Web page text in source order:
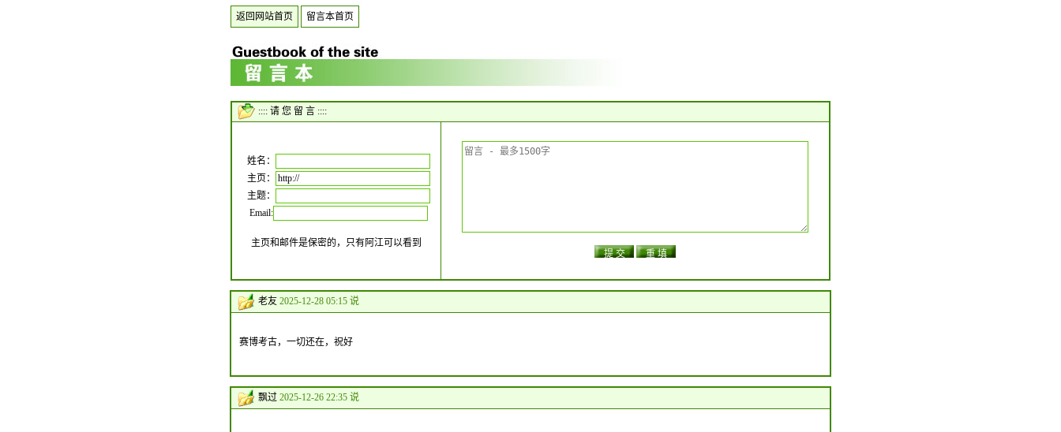
返回网站首页 留言本首页
:::: 请 您 留 言 ::::
姓名：
主页：
主题：
Email:
主页和邮件是保密的，只有阿江可以看到
老友 2025-12-28 05:15 说
赛博考古，一切还在，祝好
飘过 2025-12-26 22:35 说